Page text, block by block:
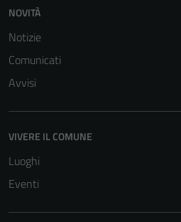
NOVITÀ
Notizie
Comunicati
Avvisi
VIVERE IL COMUNE
Luoghi
Eventi